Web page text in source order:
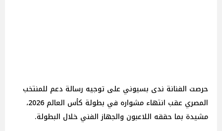
حرصت الفنانة ندى بسيوني على توجيه رسالة دعم للمنتخب
المصري عقب انتهاء مشواره في بطولة كأس العالم 2026،
مشيدة بما حققه اللاعبون والجهاز الفني خلال البطولة.